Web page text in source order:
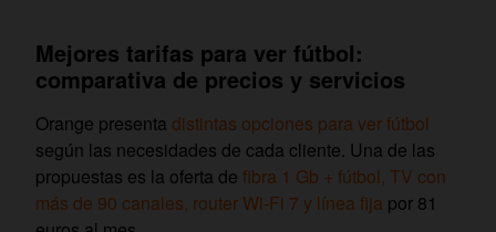
Mejores tarifas para ver fútbol:
comparativa de precios y servicios
Orange presenta distintas opciones para ver fútbol
según las necesidades de cada cliente. Una de las
propuestas es la oferta de fibra 1 Gb + fútbol, TV con
más de 90 canales, router Wi-Fi 7 y línea fija por 81